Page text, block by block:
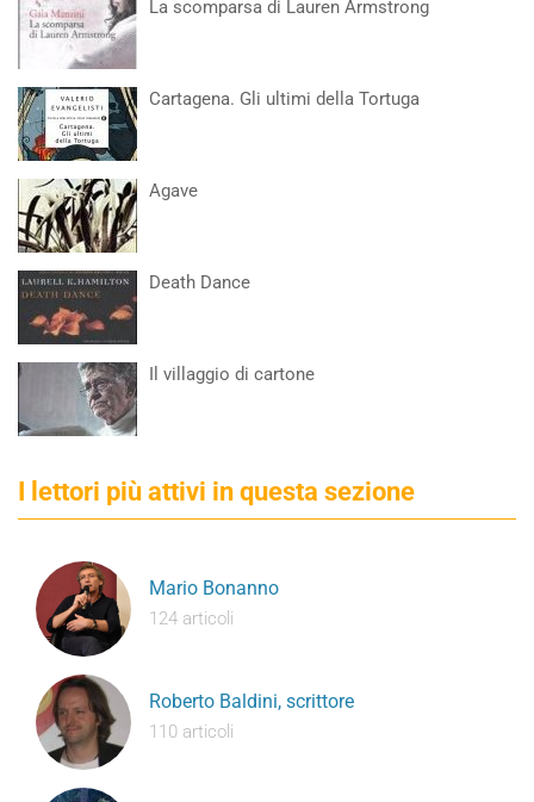
La scomparsa di Lauren Armstrong
Cartagena. Gli ultimi della Tortuga
Agave
Death Dance
Il villaggio di cartone
I lettori più attivi in questa sezione
Mario Bonanno
124 articoli
Roberto Baldini, scrittore
110 articoli